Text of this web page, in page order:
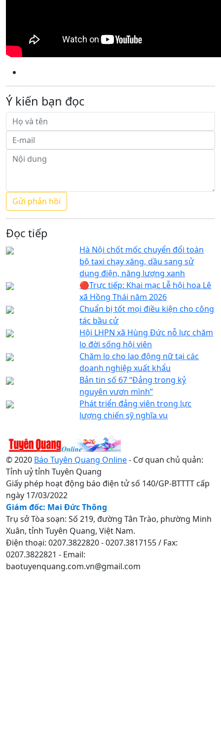
Ý kiến bạn đọc
Đọc tiếp
Hà Nội chốt mốc chuyển đổi toàn
bộ taxi chạy xăng, dầu sang sử
dụng điện, năng lượng xanh
🔴Trực tiếp: Khai mạc Lễ hội hoa Lê
xã Hồng Thái năm 2026
Chuẩn bị tốt mọi điều kiện cho công
tác bầu cử
Hội LHPN xã Hùng Đức nỗ lực chăm
lo đời sống hội viên
Chăm lo cho lao động nữ tại các
doanh nghiệp xuất khẩu
Bản tin số 67 “Đảng trong kỷ
nguyên vươn mình”
Phát triển đảng viên trong lực
lượng chiến sỹ nghĩa vụ
© 2020 Báo Tuyên Quang Online- Cơ quan chủ quản:
Tỉnh uỷ tỉnh Tuyên Quang
Giấy phép hoạt động báo điện tử số 140/GP-BTTTT cấp
ngày 17/03/2022
Giám đốc: Mai Đức Thông
Trụ sở Tòa soạn: Số 219, đường Tân Trào, phường Minh
Xuân, tỉnh Tuyên Quang, Việt Nam.
Điện thoại: 0207.3822820 - 0207.3817155 / Fax:
0207.3822821 - Email:
baotuyenquang.com.vn@gmail.com